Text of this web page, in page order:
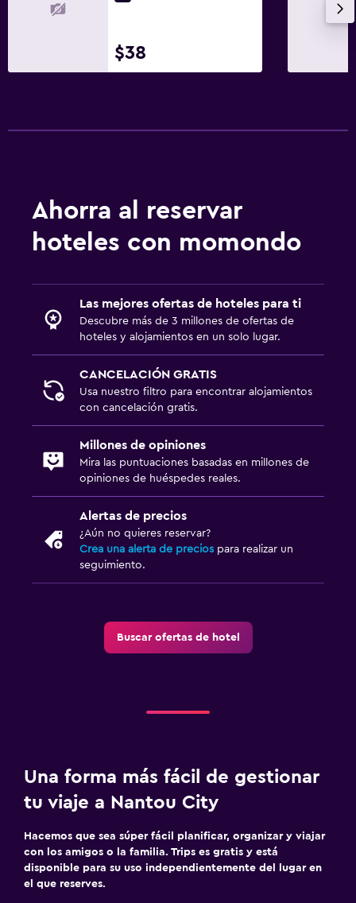
$38
Ahorra al reservar
hoteles con momondo
Las mejores ofertas de hoteles para ti
Descubre más de 3 millones de ofertas de
hoteles y alojamientos en un solo lugar.
CANCELACIÓN GRATIS
Usa nuestro filtro para encontrar alojamientos
con cancelación gratis.
Millones de opiniones
Mira las puntuaciones basadas en millones de
opiniones de huéspedes reales.
Alertas de precios
¿Aún no quieres reservar?
Crea una alerta de precios para realizar un
seguimiento.
Buscar ofertas de hotel
Una forma más fácil de gestionar
tu viaje a Nantou City
Hacemos que sea súper fácil planificar, organizar y viajar
con los amigos o la familia. Trips es gratis y está
disponible para su uso independientemente del lugar en
el que reserves.